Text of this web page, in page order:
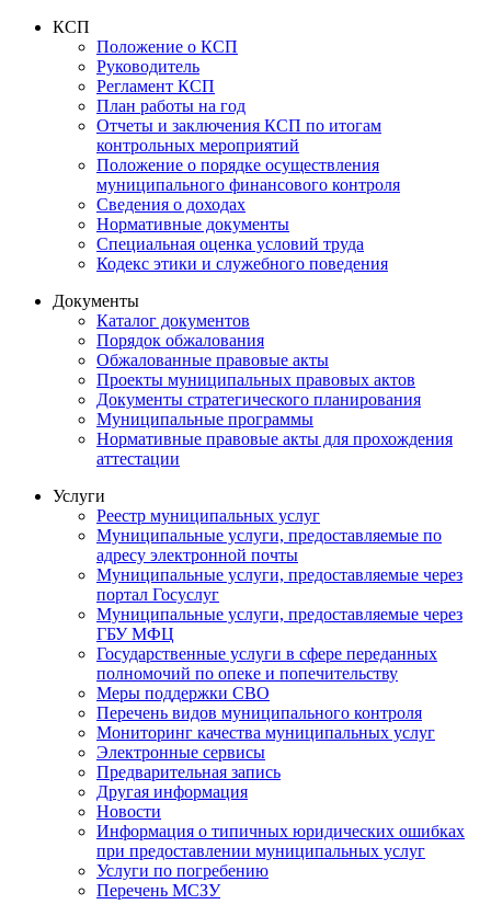
КСП
Положение о КСП
Руководитель
Регламент КСП
План работы на год
Отчеты и заключения КСП по итогам
контрольных мероприятий
Положение о порядке осуществления
муниципального финансового контроля
Сведения о доходах
Нормативные документы
Специальная оценка условий труда
Кодекс этики и служебного поведения
Документы
Каталог документов
Порядок обжалования
Обжалованные правовые акты
Проекты муниципальных правовых актов
Документы стратегического планирования
Муниципальные программы
Нормативные правовые акты для прохождения
аттестации
Услуги
Реестр муниципальных услуг
Муниципальные услуги, предоставляемые по
адресу электронной почты
Муниципальные услуги, предоставляемые через
портал Госуслуг
Муниципальные услуги, предоставляемые через
ГБУ МФЦ
Государственные услуги в сфере переданных
полномочий по опеке и попечительству
Меры поддержки СВО
Перечень видов муниципального контроля
Мониторинг качества муниципальных услуг
Электронные сервисы
Предварительная запись
Другая информация
Новости
Информация о типичных юридических ошибках
при предоставлении муниципальных услуг
Услуги по погребению
Перечень МСЗУ